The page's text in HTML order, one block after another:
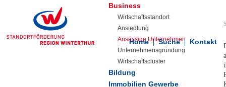
Home Suche Kontakt
Business
Wirtschaftsstandort
Ansiedlung
Ansässige Unternehmen
Unternehmensgründung
Wirtschaftscluster
Bildung
Immobilien Gewerbe